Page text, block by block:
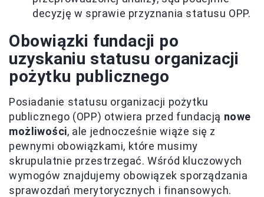
decyzję w sprawie przyznania statusu OPP.
Obowiązki fundacji po
uzyskaniu statusu organizacji
pożytku publicznego
Posiadanie statusu organizacji pożytku
publicznego (OPP) otwiera przed fundacją nowe
możliwości, ale jednocześnie wiąże się z
pewnymi obowiązkami, które musimy
skrupulatnie przestrzegać. Wśród kluczowych
wymogów znajdujemy obowiązek sporządzania
sprawozdań merytorycznych i finansowych.